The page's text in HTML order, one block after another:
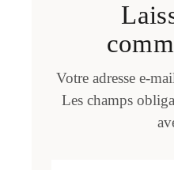
Votre adresse e-
Les champs